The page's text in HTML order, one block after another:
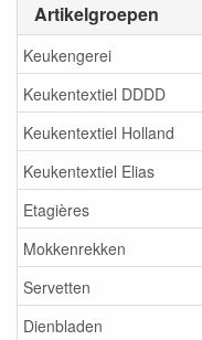
Artikelgroepen
Keukengerei
Keukentextiel DDDD
Keukentextiel Holland
Keukentextiel Elias
Etagières
Mokkenrekken
Servetten
Dienbladen